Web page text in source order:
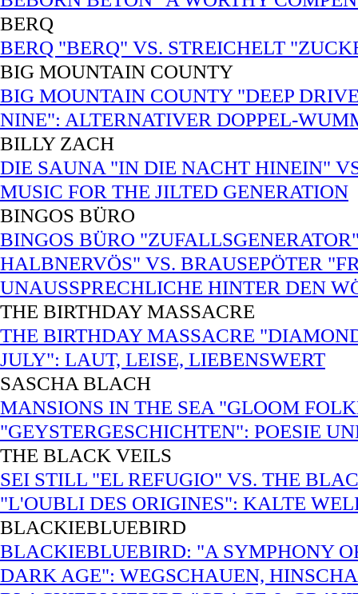
BERQ
BERQ "BERQ" VS. STREICHELT
BIG MOUNTAIN COUNTY
BIG MOUNTAIN COUNTY "DEEP
NINE": ALTERNATIVER DOPPEL-
BILLY ZACH
DIE SAUNA "IN DIE NACHT HINEIN"
MUSIC FOR THE JILTED GENERATION
BINGOS BÜRO
BINGOS BÜRO
HALBNERVÖS" VS. BRAUSEPÖTER
UNAUSSPRECHLICHE HINTER DEN
THE BIRTHDAY MASSACRE
THE BIRTHDAY MASSACRE
JULY": LAUT, LEISE, LIEBENSWERT
SASCHA BLACH
MANSIONS IN THE SEA "GLOOM
"GEYSTERGESCHICHTEN": POESIE
THE BLACK VEILS
SEI STILL "EL REFUGIO" VS. THE
"L'OUBLI DES ORIGINES": KALTE
BLACKIEBLUEBIRD
BLACKIEBLUEBIRD: "A SYMPHONY
DARK AGE": WEGSCHAUEN,